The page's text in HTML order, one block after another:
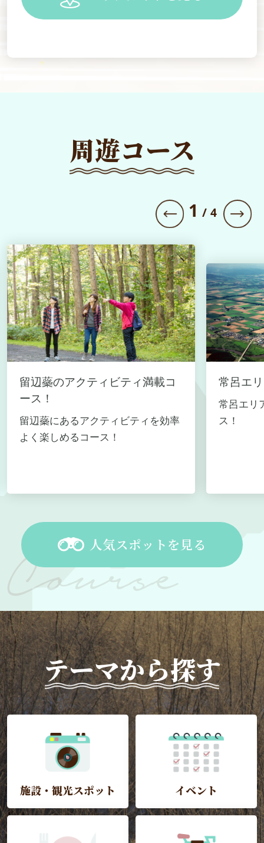
周遊コース
留辺蘂のアクティビティ満載コ
ース！
留辺蘂にあるアクティビティを効率
よく楽しめるコース！
常呂エ
常呂エリ
ス！
1 / 4
人気スポットを見る
テーマから探す
施設・観光スポット イベント